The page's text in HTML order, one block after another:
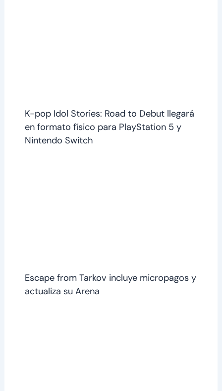
K-pop Idol Stories: Road to Debut llegará
en formato físico para PlayStation 5 y
Nintendo Switch
Escape from Tarkov incluye micropagos y
actualiza su Arena